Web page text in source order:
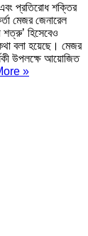
প্রতিরোধ শক্তির
মেজর জেনারেল
হিসেবেও
বলা হয়েছে। মেজর
উপলক্ষে আয়োজিত
»